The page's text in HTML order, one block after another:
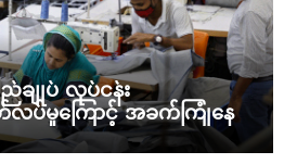
ချုပ် လုပ်ငန်း
လပ်မှုကြောင့် အခက်ကြုံနေ